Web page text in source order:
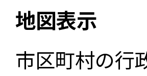
地図表示
市区町村の行